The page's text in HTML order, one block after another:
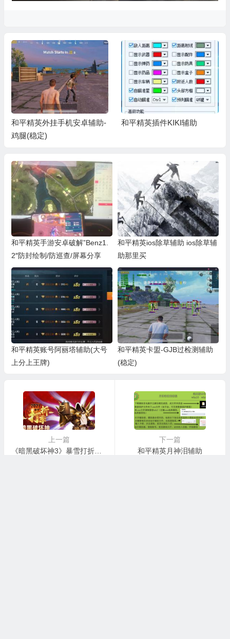
和平精英外挂手机安卓辅助-
鸡腿(稳定)
和平精英插件KIKI辅助
和平精英手游安卓破解”Benz1.
2″防封绘制/防巡查/屏幕分享
和平精英ios除草辅助 ios除草辅
助那里买
和平精英账号阿丽塔辅助(大号
上分上王牌)
和平精英卡盟-GJB过检测辅助
(稳定)
上一篇
《暗黑破坏神3》暴雪打折季专场开启！全场半价促销
下一篇
和平精英月神泪辅助